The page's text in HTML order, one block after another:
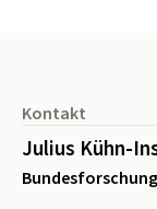
Kontakt
Julius Kühn-